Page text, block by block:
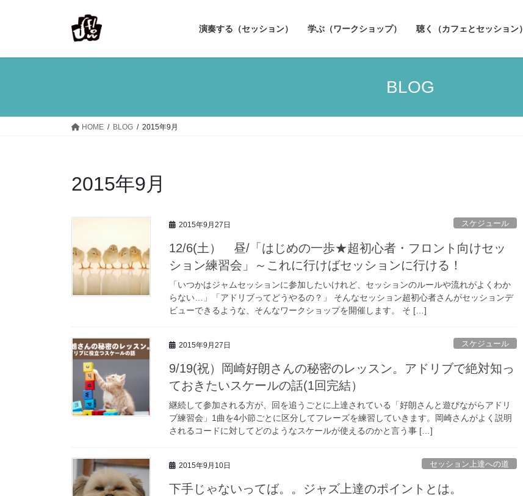
演奏する（セッション） 学ぶ（ワークショップ） 聴く（カフェとセッション）
BLOG
HOME BLOG 2015年9月
2015年9月
2015年9月27日 スケジュール
12/6(土） 昼/「はじめの一歩★超初心者・フロント向けセッ
ション練習会」～これに行けばセッションに行ける！
「いつかはジャムセッションに参加したいけれど、セッションのルールや流れがよくわか
らない…」「アドリブってどうやるの？」 そんなセッション超初心者さんがセッションデ
ビューできるような、そんなワークショップを開催します。 そ […]
2015年9月27日 スケジュール
9/19(祝）岡崎好朗さんの秘密のレッスン。アドリブで絶対知っ
ておきたいスケールの話(1回完結）
継続して参加される方が、回を追うごとに上達されている「好朗さんと遊びながらアドリ
ブ練習会」1曲を4小節ごとに区分してフレーズを練習していきます。岡崎さんがよく説明
されるコードに対してどのようなスケールが使えるのかと言う事 […]
2015年9月10日 セッション上達への道
下手じゃないってば。。ジャズ上達のポイントとは。